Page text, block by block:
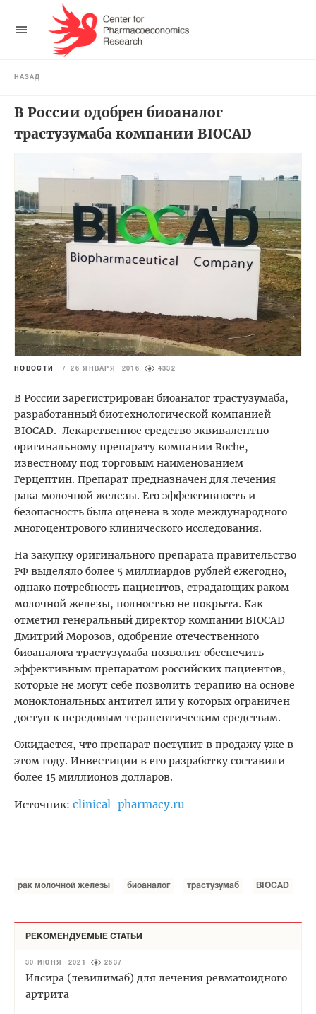
НАЗАД
В России одобрен биоаналог
трастузумаба компании BIOCAD
НОВОСТИ / 26 ЯНВАРЯ 2016 4332
В России зарегистрирован биоаналог трастузумаба,
разработанный биотехнологической компанией
BIOCAD. Лекарственное средство эквивалентно
оригинальному препарату компании Roche,
известному под торговым наименованием
Герцептин. Препарат предназначен для лечения
рака молочной железы. Его эффективность и
безопасность была оценена в ходе международного
многоцентрового клинического исследования.
На закупку оригинального препарата правительство
РФ выделяло более 5 миллиардов рублей ежегодно,
однако потребность пациентов, страдающих раком
молочной железы, полностью не покрыта. Как
отметил генеральный директор компании BIOCAD
Дмитрий Морозов, одобрение отечественного
биоаналога трастузумаба позволит обеспечить
эффективным препаратом российских пациентов,
которые не могут себе позволить терапию на основе
моноклональных антител или у которых ограничен
доступ к передовым терапевтическим средствам.
Ожидается, что препарат поступит в продажу уже в
этом году. Инвестиции в его разработку составили
более 15 миллионов долларов.
Источник: clinical-pharmacy.ru
рак молочной железы биоаналог трастузумаб BIOCAD
РЕКОМЕНДУЕМЫЕ СТАТЬИ
30 ИЮНЯ 2021 2637
Илсира (левилимаб) для лечения ревматоидного
артрита